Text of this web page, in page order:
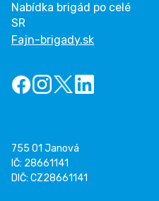
Nabídka brigád po celé
SR
Fajn-brigady.sk
755 01 Janová
IČ: 28661141
DIČ: CZ28661141